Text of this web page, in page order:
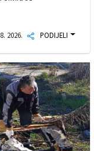
2026. PODIJELI